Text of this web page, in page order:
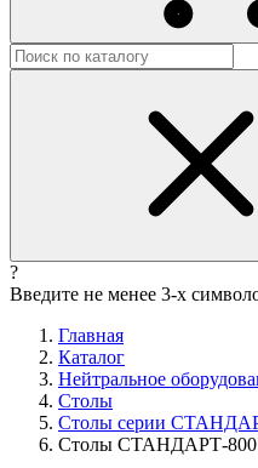
?
Введите не менее 3-х
Главная
Каталог
Нейтральное
Столы
Столы серии
Столы СТАНДАРТ-800